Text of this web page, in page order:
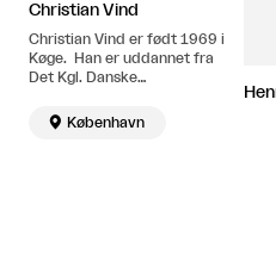
Christian Vind
Christian Vind er født 1969 i
Køge. Han er uddannet fra
Det Kgl. Danske
 København